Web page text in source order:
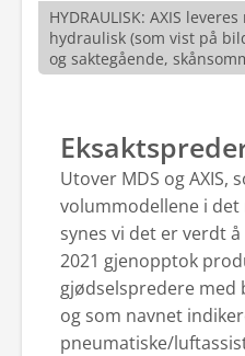
HYDRAULISK: AXIS
hydraulisk (som vist på
og saktegående,
Utover MDS og AXIS,
volummodellene i
synes vi det er verdt å
2021 gjenopptok
gjødselspredere med
og som navnet
pneumatiske/